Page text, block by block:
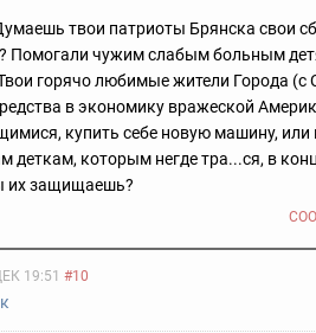
твои патриоты Брянска свои
Помогали чужим слабым больным
горячо любимые жители Города (с
в экономику вражеской
купить себе новую машину,
деткам, которым негде тра...ся, в
их защищаешь?
19:51 #10